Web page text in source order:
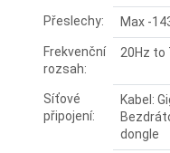
Přeslechy: Max -
Frekvenční
rozsah:
20Hz to
Síťové
připojení:
Kabel:
dongle